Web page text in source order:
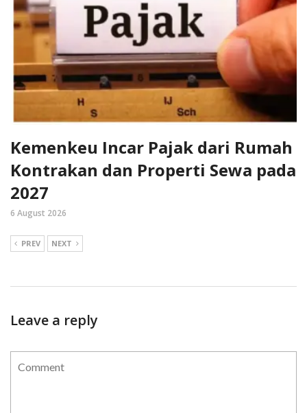
Kemenkeu Incar Pajak dari Rumah
Kontrakan dan Properti Sewa pada
2027
6 August 2026
PREV NEXT
Leave a reply